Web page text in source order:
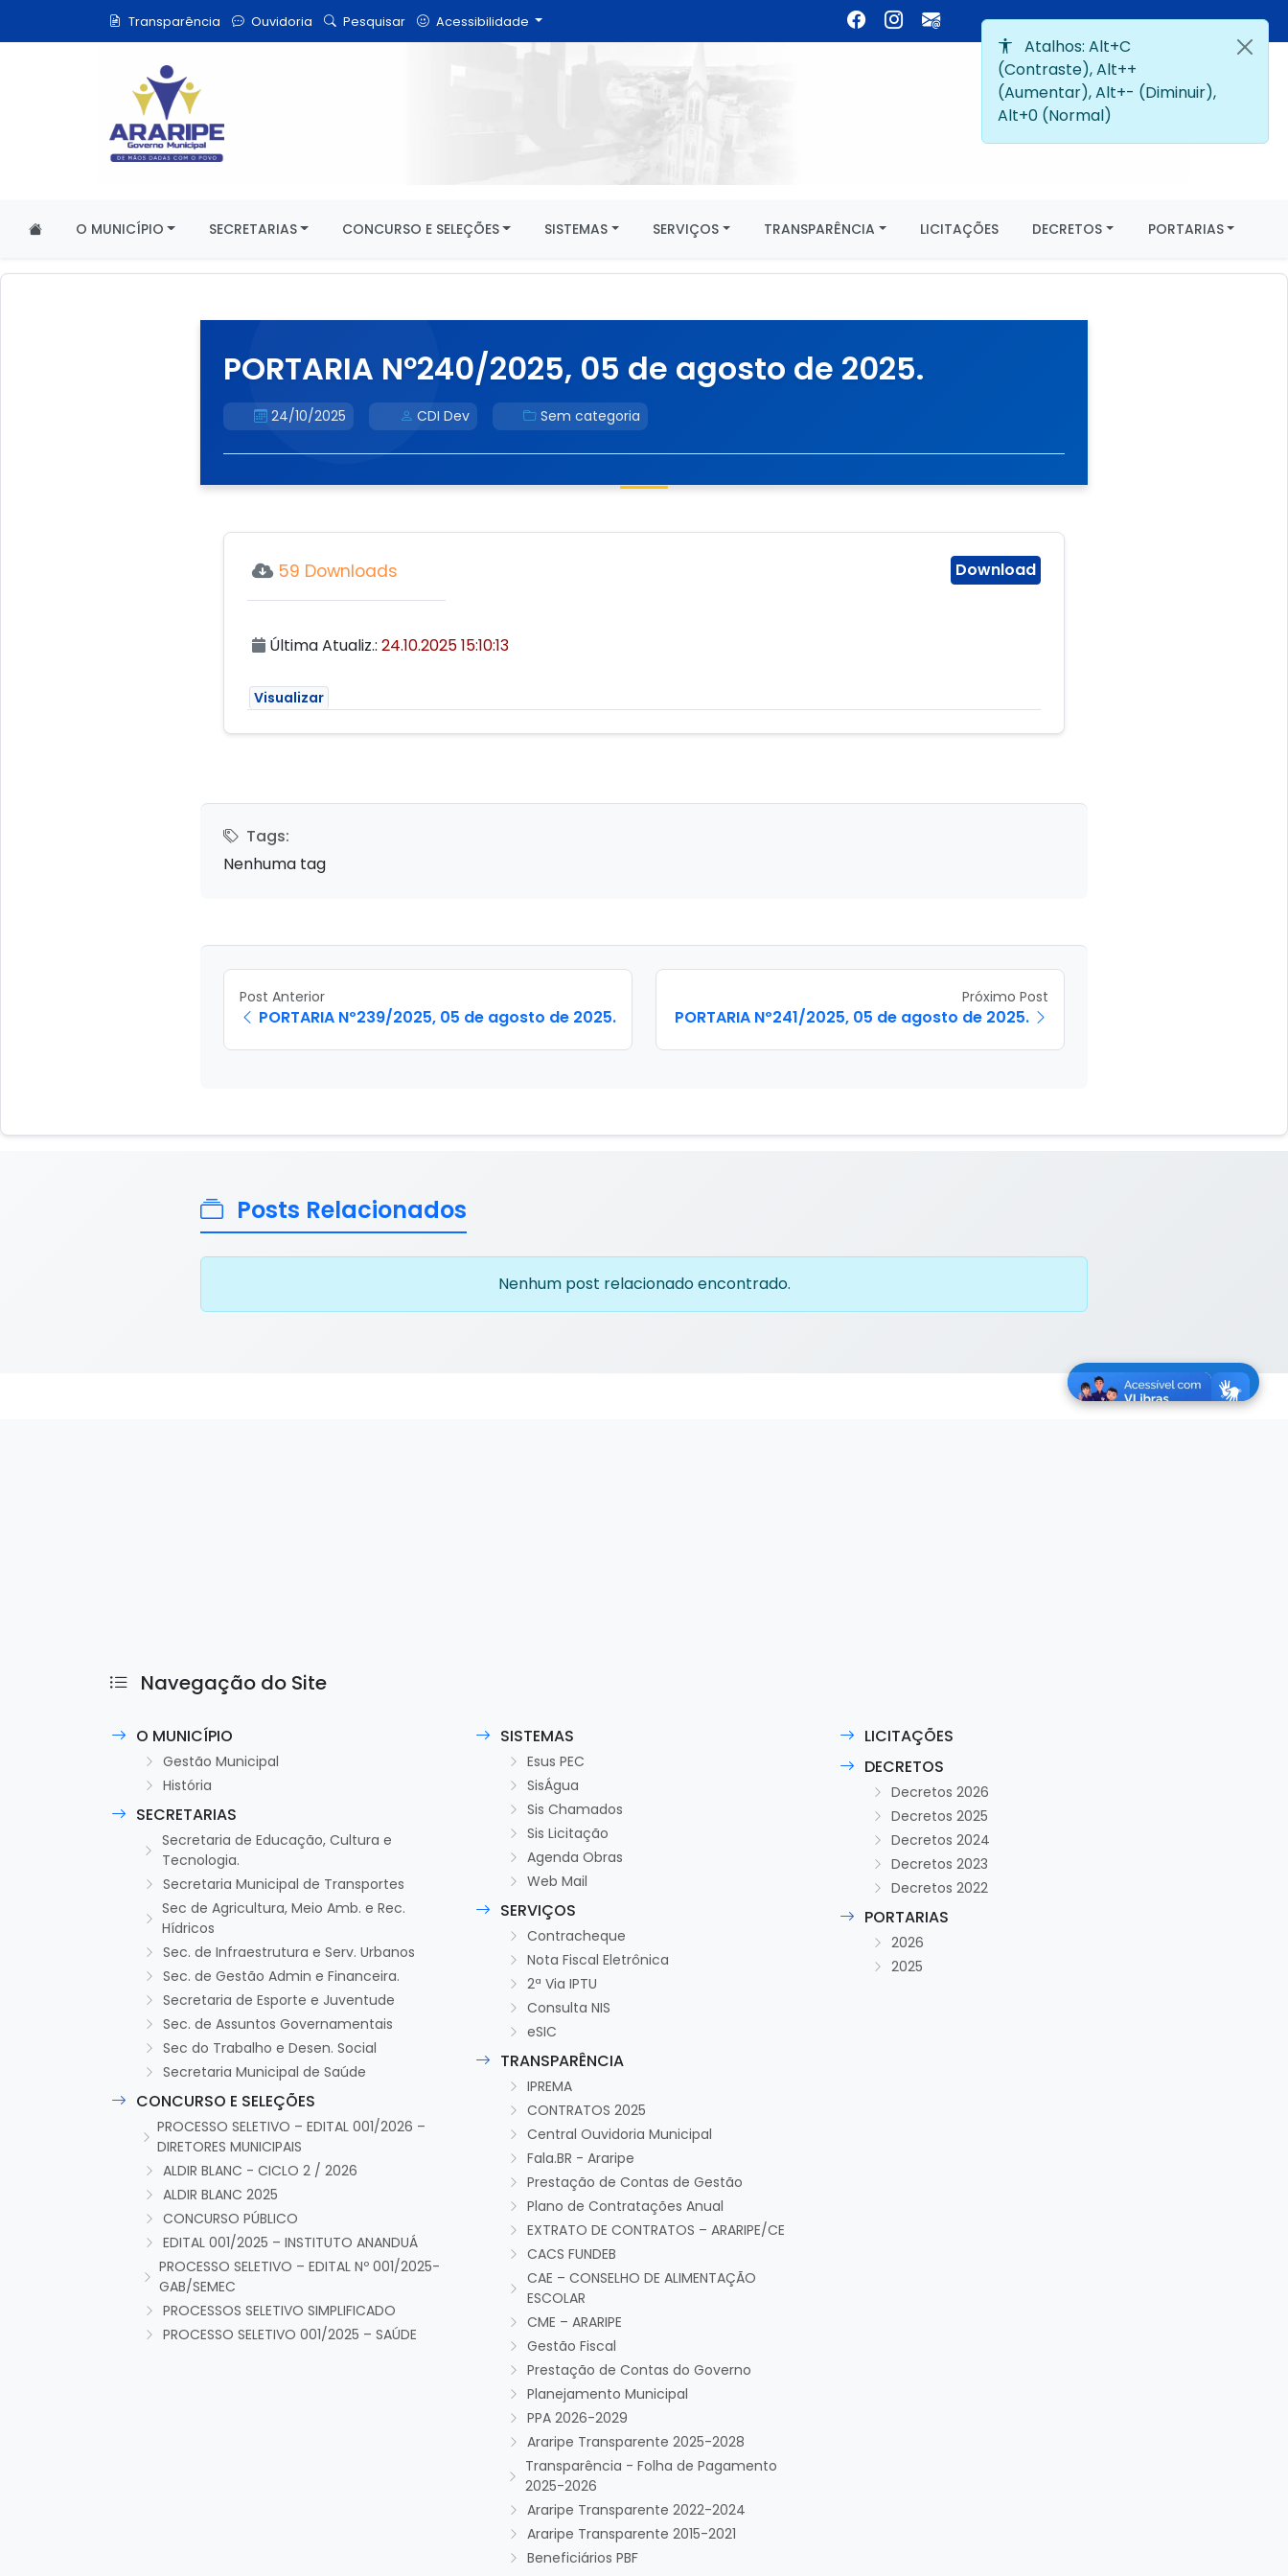
Transparência Ouvidoria Pesquisar Acessibilidade
O MUNICÍPIO SECRETARIAS CONCURSO E SELEÇÕES SISTEMAS SERVIÇOS TRANSPARÊNCIA LICITAÇÕES DECRETOS PORTARIAS
PORTARIA Nº240/2025, 05 de agosto de 2025.
24/10/2025 CDI Dev Sem categoria
Download
59 Downloads
Última Atualiz.: 24.10.2025 15:10:13
Visualizar
Tags:
Nenhuma tag
Post Anterior
PORTARIA Nº239/2025, 05 de agosto de 2025.
Próximo Post
PORTARIA Nº241/2025, 05 de agosto de 2025.
Posts Relacionados
Nenhum post relacionado encontrado.
Navegação do Site
O MUNICÍPIO
Gestão Municipal
História
SECRETARIAS
Secretaria de Educação, Cultura e
Tecnologia.
Secretaria Municipal de Transportes
Sec de Agricultura, Meio Amb. e Rec.
Hídricos
Sec. de Infraestrutura e Serv. Urbanos
Sec. de Gestão Admin e Financeira.
Secretaria de Esporte e Juventude
Sec. de Assuntos Governamentais
Sec do Trabalho e Desen. Social
Secretaria Municipal de Saúde
CONCURSO E SELEÇÕES
PROCESSO SELETIVO – EDITAL 001/2026 –
DIRETORES MUNICIPAIS
ALDIR BLANC - CICLO 2 / 2026
ALDIR BLANC 2025
CONCURSO PÚBLICO
EDITAL 001/2025 – INSTITUTO ANANDUÁ
PROCESSO SELETIVO – EDITAL Nº 001/2025-
GAB/SEMEC
PROCESSOS SELETIVO SIMPLIFICADO
PROCESSO SELETIVO 001/2025 – SAÚDE
SISTEMAS
Esus PEC
SisÁgua
Sis Chamados
Sis Licitação
Agenda Obras
Web Mail
SERVIÇOS
Contracheque
Nota Fiscal Eletrônica
2ª Via IPTU
Consulta NIS
eSIC
TRANSPARÊNCIA
IPREMA
CONTRATOS 2025
Central Ouvidoria Municipal
Fala.BR - Araripe
Prestação de Contas de Gestão
Plano de Contratações Anual
EXTRATO DE CONTRATOS – ARARIPE/CE
CACS FUNDEB
CAE – CONSELHO DE ALIMENTAÇÃO
ESCOLAR
CME – ARARIPE
Gestão Fiscal
Prestação de Contas do Governo
Planejamento Municipal
PPA 2026-2029
Araripe Transparente 2025-2028
Transparência - Folha de Pagamento
2025-2026
Araripe Transparente 2022-2024
Araripe Transparente 2015-2021
Beneficiários PBF
LICITAÇÕES
DECRETOS
Decretos 2026
Decretos 2025
Decretos 2024
Decretos 2023
Decretos 2022
PORTARIAS
2026
2025